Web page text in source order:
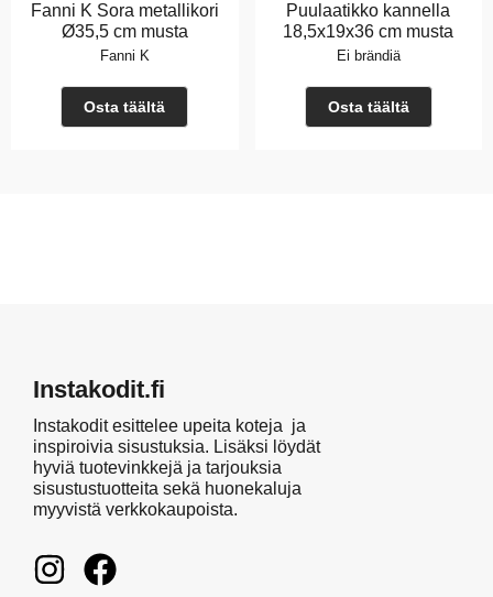
Fanni K Sora metallikori
Ø35,5 cm musta
Fanni K
Osta täältä
Puulaatikko kannella
18,5x19x36 cm musta
Ei brändiä
Osta täältä
Instakodit.fi
Instakodit esittelee upeita koteja ja
inspiroivia sisustuksia. Lisäksi löydät
hyviä tuotevinkkejä ja tarjouksia
sisustustuotteita sekä huonekaluja
myyvistä verkkokaupoista.